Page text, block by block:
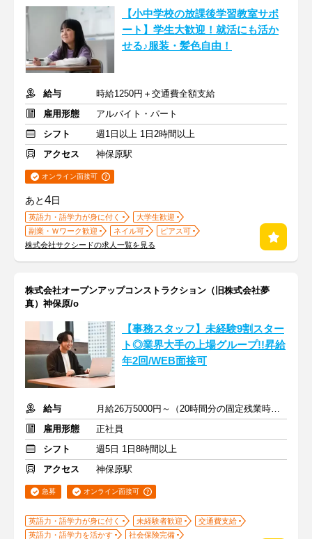
【小中学校の放課後学習教室サポ
ート】学生大歓迎！就活にも活か
せる♪服装・髪色自由！
給与
時給1250円＋交通費全額支給
雇用形態
アルバイト・パート
シフト
週1日以上 1日2時間以上
アクセス
神保原駅
オンライン面接可
あと4日
英語力・語学力が身に付く
大学生歓迎
副業・Ｗワーク歓迎
ネイル可
ピアス可
株式会社サクシードの求人一覧を見る
株式会社オープンアップコンストラクション（旧株式会社夢
真）神保原/o
【事務スタッフ】未経験9割スター
ト◎業界大手の上場グループ!!昇給
年2回/WEB面接可
給与
月給26万5000円～（20時間分の固定残業時間代を含む）
雇用形態
正社員
シフト
週5日 1日8時間以上
アクセス
神保原駅
急募 オンライン面接可
英語力・語学力が身に付く 未経験者歓迎
交通費支給
英語力・語学力を活かす
社会保険完備